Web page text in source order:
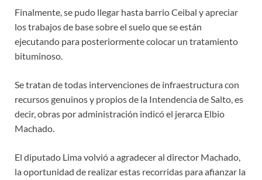
Finalmente, se pudo llegar hasta barrio Ceibal y apreciar
los trabajos de base sobre el suelo que se están
ejecutando para posteriormente colocar un tratamiento
bituminoso.
Se tratan de todas intervenciones de infraestructura con
recursos genuinos y propios de la Intendencia de Salto, es
decir, obras por administración indicó el jerarca Elbio
Machado.
El diputado Lima volvió a agradecer al director Machado,
la oportunidad de realizar estas recorridas para afianzar la